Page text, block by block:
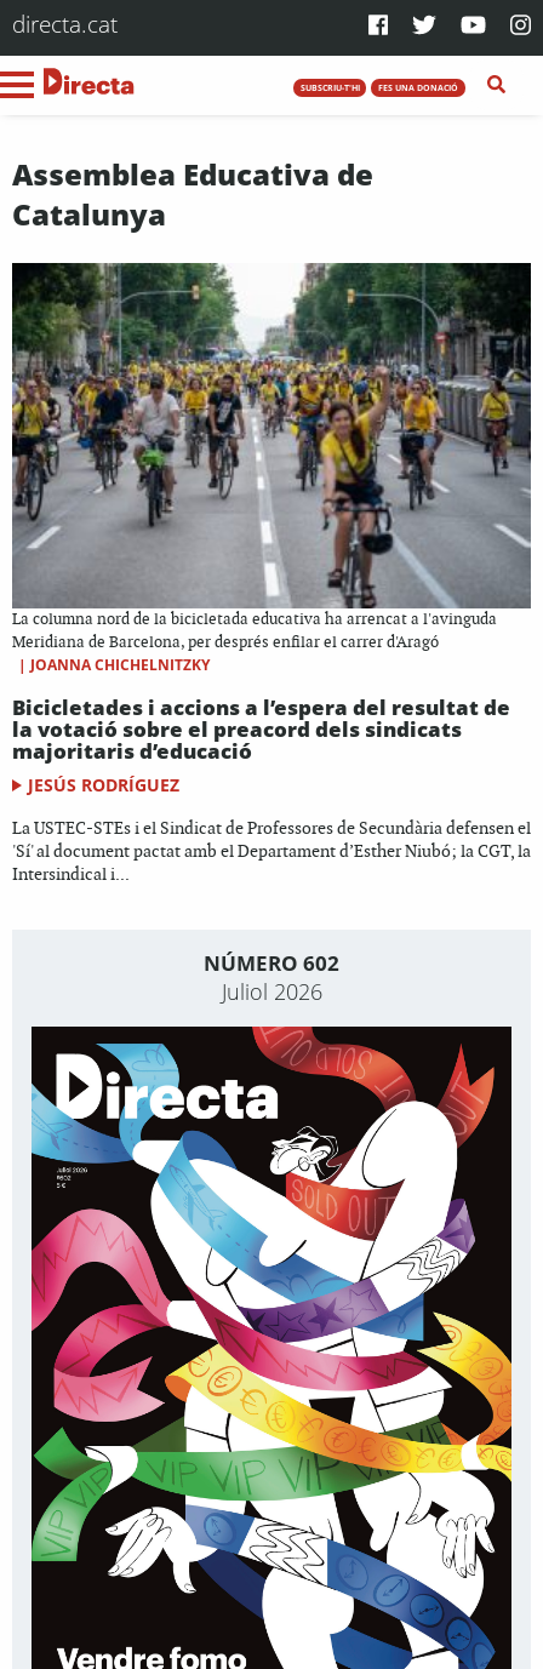
directa.cat
SUBSCRIU-T'HI FES UNA DONACIÓ
Assemblea Educativa de
Catalunya
La columna nord de la bicicletada educativa ha arrencat a l'avinguda
Meridiana de Barcelona, per després enfilar el carrer d'Aragó
| JOANNA CHICHELNITZKY
Bicicletades i accions a l’espera del resultat de
la votació sobre el preacord dels sindicats
majoritaris d’educació
JESÚS RODRÍGUEZ
La USTEC-STEs i el Sindicat de Professores de Secundària defensen el
'Sí' al document pactat amb el Departament d’Esther Niubó; la CGT, la
Intersindical i...
NÚMERO 602
Juliol 2026